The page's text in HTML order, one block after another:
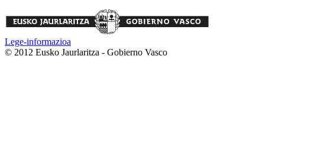
Lege-informazioa
© 2012 Eusko Jaurlaritza - Gobierno Vasco